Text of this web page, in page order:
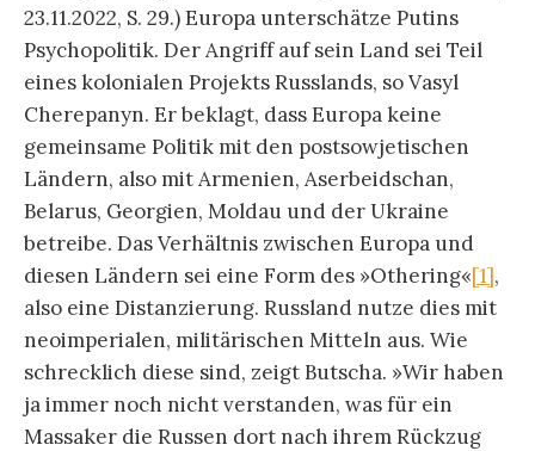
23.11.2022, S. 29.) Europa unterschätze Putins
Psychopolitik. Der Angriff auf sein Land sei Teil
eines kolonialen Projekts Russlands, so Vasyl
Cherepanyn. Er beklagt, dass Europa keine
gemeinsame Politik mit den postsowjetischen
Ländern, also mit Armenien, Aserbeidschan,
Belarus, Georgien, Moldau und der Ukraine
betreibe. Das Verhältnis zwischen Europa und
diesen Ländern sei eine Form des »Othering«[1],
also eine Distanzierung. Russland nutze dies mit
neoimperialen, militärischen Mitteln aus. Wie
schrecklich diese sind, zeigt Butscha. »Wir haben
ja immer noch nicht verstanden, was für ein
Massaker die Russen dort nach ihrem Rückzug